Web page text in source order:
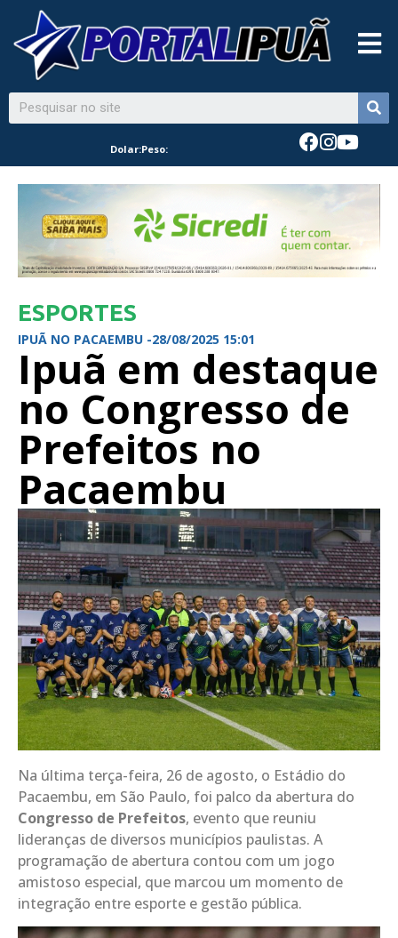
Dolar:Peso:
ESPORTES
IPUÃ NO PACAEMBU -28/08/2025 15:01
Ipuã em destaque
no Congresso de
Prefeitos no
Pacaembu
Na última terça-feira, 26 de agosto, o Estádio do
Pacaembu, em São Paulo, foi palco da abertura do
Congresso de Prefeitos, evento que reuniu
lideranças de diversos municípios paulistas. A
programação de abertura contou com um jogo
amistoso especial, que marcou um momento de
integração entre esporte e gestão pública.